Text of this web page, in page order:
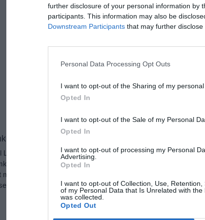
further disclosure of your personal information by
participants. This information may also be
Downstream Participants that may further
Personal Data Processing Opt Outs
I want to opt-out of the Sharing of my personal
Opted In
I want to opt-out of the Sale of my Personal
Opted In
I want to opt-out of processing my Personal
Advertising.
Opted In
I want to opt-out of Collection, Use,
of my Personal Data that Is Unrelated with
was collected.
Opted Out
Löwenberg, ägare och CEO
I detta avsnitt
bolaget sedan förra
Joel
Haypp Group med Carl
handelskoncernen bakom